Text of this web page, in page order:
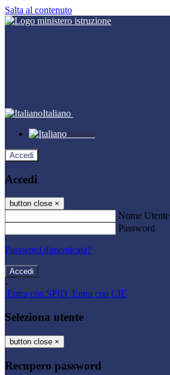
Salta al contenuto
Italiano
Italiano
Accedi
Accedi
button close ×
Nome Utente
Password
Password dimenticata?
-
Entra con SPID Entra con CIE
Seleziona utente
button close ×
Recupero password